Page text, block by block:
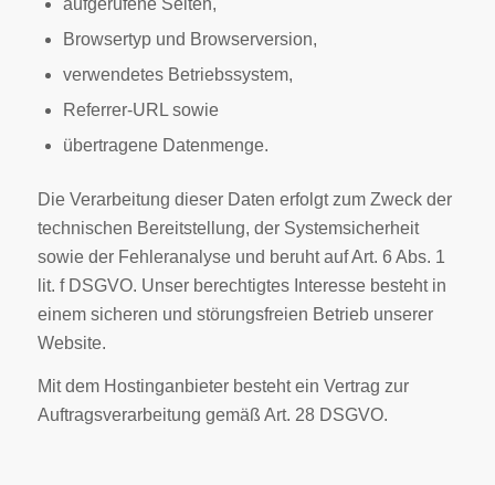
Browsertyp und Browserversion,
verwendetes Betriebssystem,
Referrer-URL sowie
übertragene Datenmenge.
Die Verarbeitung dieser Daten erfolgt zum Zweck der
technischen Bereitstellung, der Systemsicherheit
sowie der Fehleranalyse und beruht auf Art. 6 Abs. 1
lit. f DSGVO. Unser berechtigtes Interesse besteht in
einem sicheren und störungsfreien Betrieb unserer
Website.
Mit dem Hostinganbieter besteht ein Vertrag zur
Auftragsverarbeitung gemäß Art. 28 DSGVO.